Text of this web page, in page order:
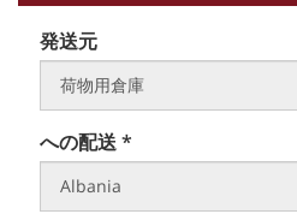
発送元
への配送 *